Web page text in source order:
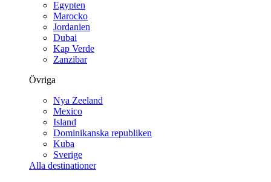
Egypten
Marocko
Jordanien
Dubai
Kap Verde
Zanzibar
Övriga
Nya Zeeland
Mexico
Island
Dominikanska republiken
Kuba
Sverige
Alla destinationer